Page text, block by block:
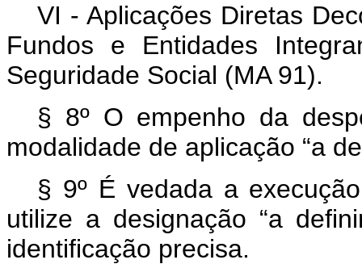
VI - Aplicações Diretas
Fundos e Entidades
Seguridade Social (MA 91).
§ 8º O empenho da
modalidade de aplicação “a
§ 9º É vedada a
utilize a designação “a
identificação precisa.